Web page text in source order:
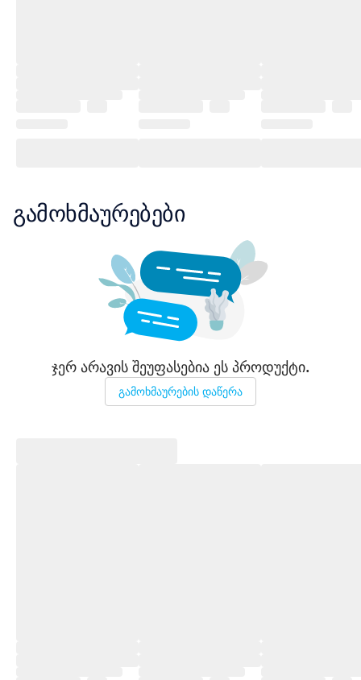
გამოხმაურებები
ჯერ არავის შეუფასებია ეს პროდუქტი.
გამოხმაურების დაწერა